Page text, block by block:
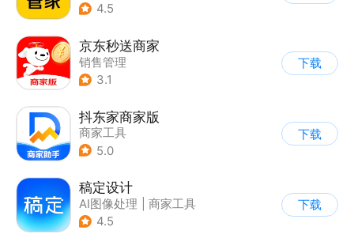
4.5
京东秒送商家
销售管理
3.1
下载
抖东家商家版
商家工具
5.0
下载
稿定设计
AI图像处理
商家工具
4.5
下载